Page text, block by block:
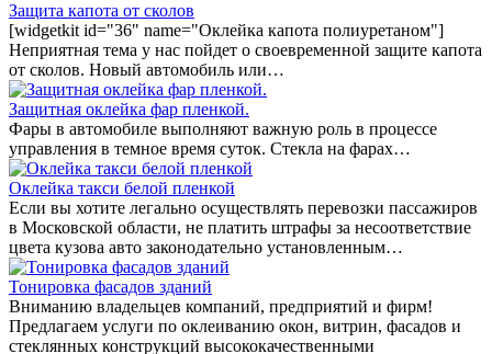
Защита капота от сколов
[widgetkit id="36" name="Оклейка капота полиуретаном"]
Неприятная тема у нас пойдет о своевременной защите капота
от сколов. Новый автомобиль или…
Защитная оклейка фар пленкой.
Фары в автомобиле выполняют важную роль в процессе
управления в темное время суток. Стекла на фарах…
Оклейка такси белой пленкой
Если вы хотите легально осуществлять перевозки пассажиров
в Московской области, не платить штрафы за несоответствие
цвета кузова авто законодательно установленным…
Тонировка фасадов зданий
Вниманию владельцев компаний, предприятий и фирм!
Предлагаем услуги по оклеиванию окон, витрин, фасадов и
стеклянных конструкций высококачественными